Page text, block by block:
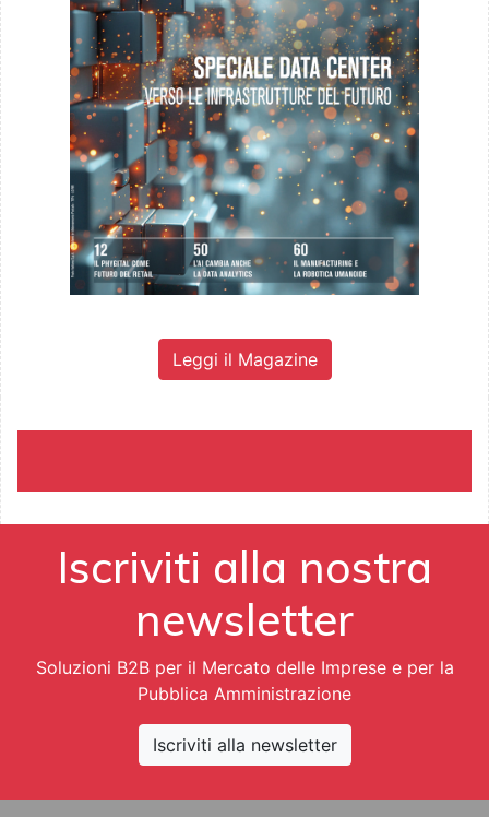
Leggi il Magazine
Iscriviti alla nostra
newsletter
Soluzioni B2B per il Mercato delle Imprese e per la
Pubblica Amministrazione
Iscriviti alla newsletter